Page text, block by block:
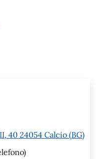
40 24054 Calcio (BG)